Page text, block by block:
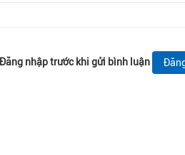
Đăng nhập trước khi gửi bình luận